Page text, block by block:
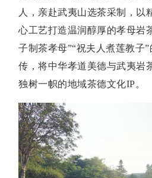
人，亲赴武夷山选茶采制，以
心工艺打造温润醇厚的孝母岩
子制茶孝母”“祝夫人煮莲教子
传，将中华孝道美德与武夷岩
独树一帜的地域茶德文化IP。